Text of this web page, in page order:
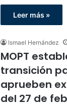
Leer más »
Ismael Hernández
MOPT
transición
aprueben
del 27 de